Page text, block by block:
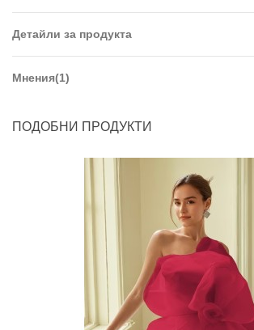
Детайли за продукта
Мнения(1)
ПОДОБНИ ПРОДУКТИ